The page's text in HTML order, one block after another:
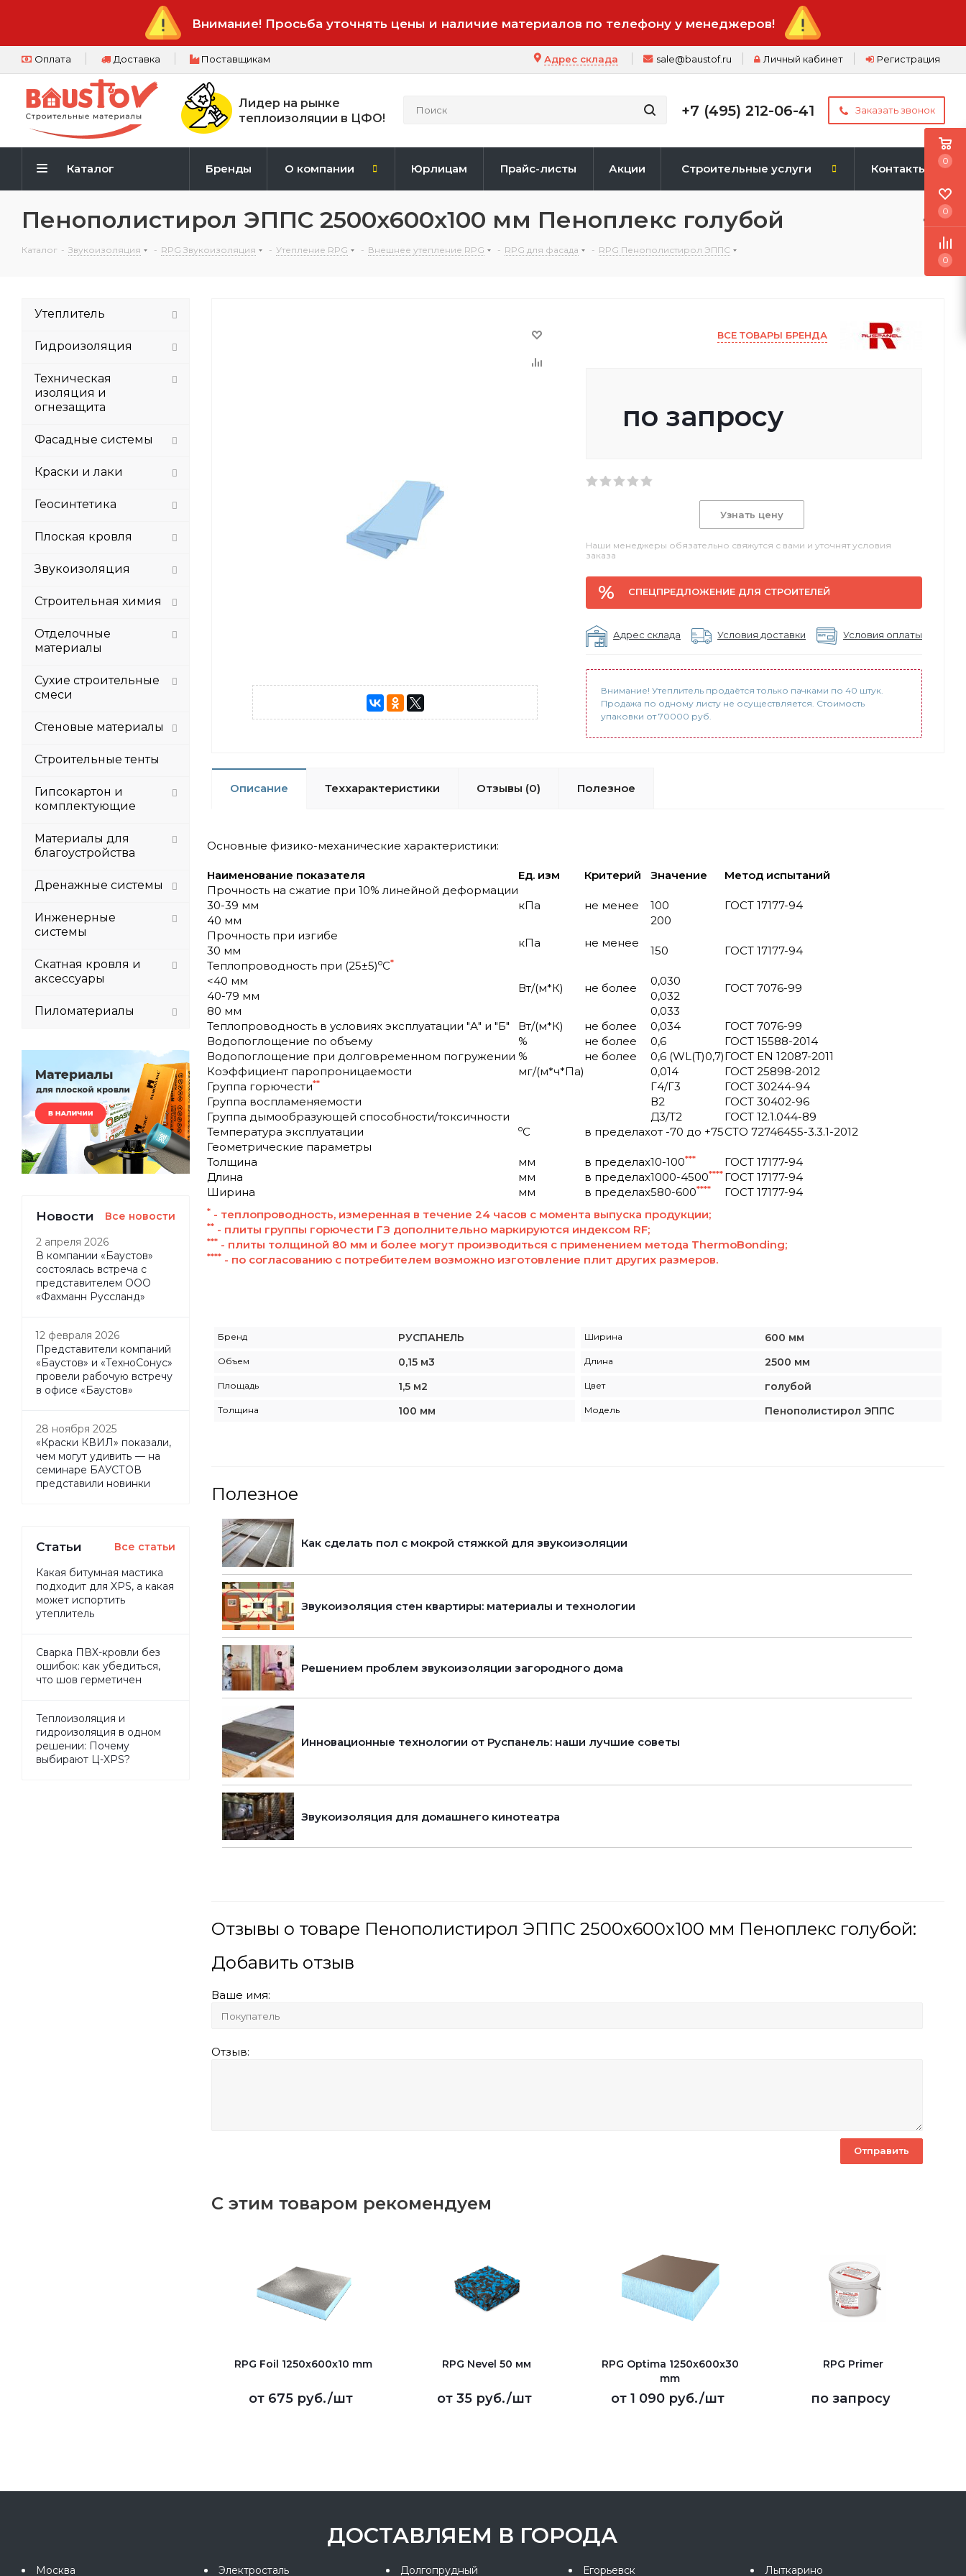
Внимание! Просьба уточнять цены и наличие материалов по телефону у менеджеров!
Оплата Доставка Поставщикам Регистрация
Личный кабинет
sale@baustof.ru
Адрес склада
Лидер на рынке
теплоизоляции в ЦФО!
+7 (495) 212-06-41 Заказать звонок
Каталог Бренды О компании Юрлицам Прайс-листы Акции Строительные услуги Контакты
Пенополистирол ЭППС 2500x600x100 мм Пеноплекс голубой
Каталог - Звукоизоляция - RPG Звукоизоляция - Утепление RPG - Внешнее утепление RPG - RPG для фасада - RPG Пенополистирол ЭППС
ВСЕ ТОВАРЫ БРЕНДА
по запросу
Узнать цену
Наши менеджеры обязательно свяжутся с вами и уточнят условия
заказа
СПЕЦПРЕДЛОЖЕНИЕ ДЛЯ СТРОИТЕЛЕЙ
Адрес склада Условия доставки Условия оплаты
Внимание! Утеплитель продаётся только пачками по 40 штук.
Продажа по одному листу не осуществляется. Стоимость
упаковки от 70000 руб.
Описание Теххарактеристики Отзывы (0) Полезное
Основные физико-механические характеристики:
Наименование показателя Ед. изм Критерий Значение
Метод испытаний
Прочность на сжатие при 10% линейной деформации
кПа
не менее ГОСТ 17177-94
30-39 мм
100
40 мм
200
Прочность при изгибе
кПа не менее
30 мм 150
ГОСТ 17177-94
Теплопроводность при (25±5)oC*
Вт/(м*К) не более ГОСТ 7076-99
<40 мм
0,030
40-79 мм
0,032
80 мм
0,033
Теплопроводность в условиях эксплуатации "А" и "Б"
Вт/(м*К) не более 0,034
ГОСТ 7076-99
Водопоглощение по объему
% не более 0,6
ГОСТ 15588-2014
Водопоглощение при долговременном погружении % не более 0,6 (WL(T)0,7)ГОСТ EN 12087-2011
Коэффициент паропроницаемости
мг/(м*ч*Па) 0,014
ГОСТ 25898-2012
Группа горючести** Г4/Г3
ГОСТ 30244-94
Группа воспламеняемости
В2
ГОСТ 30402-96
Группа дымообразующей способности/токсичности
Д3/Т2
ГОСТ 12.1.044-89
Температура эксплуатации
oC в пределахот -70 до +75СТО 72746455-3.3.1-2012
Геометрические параметры
Толщина
мм в пределах10-100***
ГОСТ 17177-94
Длина
мм в пределах1000-4500**** ГОСТ 17177-94
Ширина
мм в пределах580-600**** ГОСТ 17177-94
* - теплопроводность, измеренная в течение 24 часов с момента выпуска продукции;
** - плиты группы горючести ГЗ дополнительно маркируются индексом RF;
*** - плиты толщиной 80 мм и более могут производиться с применением метода ThermoBonding;
**** - по согласованию с потребителем возможно изготовление плит других размеров.
Бренд РУСПАНЕЛЬ Ширина 600 мм
Объем 0,15 м3 Длина 2500 мм
Площадь 1,5 м2 Цвет голубой
Толщина 100 мм Модель Пенополистирол ЭППС
Полезное
Как сделать пол с мокрой стяжкой для звукоизоляции
Звукоизоляция стен квартиры: материалы и технологии
Решением проблем звукоизоляции загородного дома
Инновационные технологии от Руспанель: наши лучшие советы
Звукоизоляция для домашнего кинотеатра
Отзывы о товаре Пенополистирол ЭППС 2500x600x100 мм Пеноплекс голубой:
Добавить отзыв
Ваше имя:
Отзыв:
С этим товаром рекомендуем
RPG Foil 1250х600х10 mm
от 675 руб./шт
RPG Nevel 50 мм
от 35 руб./шт
RPG Optima 1250х600х30
mm
от 1 090 руб./шт
RPG Primer
по запросу
Утеплитель
Гидроизоляция
Техническая
изоляция и
огнезащита
Фасадные системы
Краски и лаки
Геосинтетика
Плоская кровля
Звукоизоляция
Строительная химия
Отделочные
материалы
Сухие строительные
смеси
Стеновые материалы
Строительные тенты
Гипсокартон и
комплектующие
Материалы для
благоустройства
Дренажные системы
Инженерные
системы
Скатная кровля и
аксессуары
Пиломатериалы
Новости Все новости
2 апреля 2026
В компании «Баустов»
состоялась встреча с
представителем ООО
«Фахманн Руссланд»
12 февраля 2026
Представители компаний
«Баустов» и «ТехноСонус»
провели рабочую встречу
в офисе «Баустов»
28 ноября 2025
«Краски КВИЛ» показали,
чем могут удивить — на
семинаре БАУСТОВ
представили новинки
Статьи Все статьи
Какая битумная мастика
подходит для XPS, а какая
может испортить
утеплитель
Сварка ПВХ-кровли без
ошибок: как убедиться,
что шов герметичен
Теплоизоляция и
гидроизоляция в одном
решении: Почему
выбирают Ц-XPS?
ДОСТАВЛЯЕМ В ГОРОДА
Москва Электросталь Долгопрудный Егорьевск Лыткарино
0
0
0